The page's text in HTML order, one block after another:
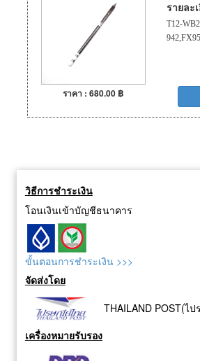
รายละ
T12-
ราคา : 680.00 ฿
วิธีการชำระเงิน
โอนเงินเข้าบัญชีธนาคาร
ขั้นตอนการชำระเงิน >>>
จัดส่งโดย
THAILAND POST(ไ
เครื่องหมายรับรอง